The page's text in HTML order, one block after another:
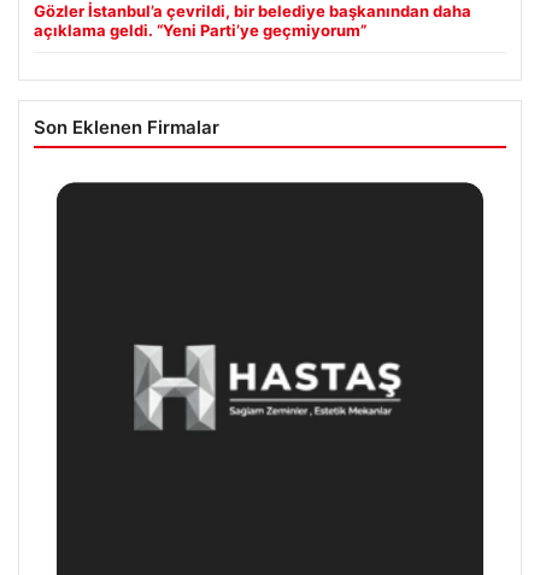
Gözler İstanbul’a çevrildi, bir belediye başkanından daha
açıklama geldi. “Yeni Parti’ye geçmiyorum”
Son Eklenen Firmalar